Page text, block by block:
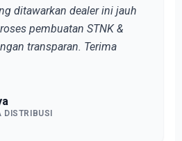
ditawarkan dealer ini jauh
pembuatan STNK &
transparan. Terima